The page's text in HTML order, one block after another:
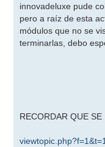
innovadeluxe pude
pero a raíz de esta
módulos que no se
terminarlas, debo
RECORDAR QUE